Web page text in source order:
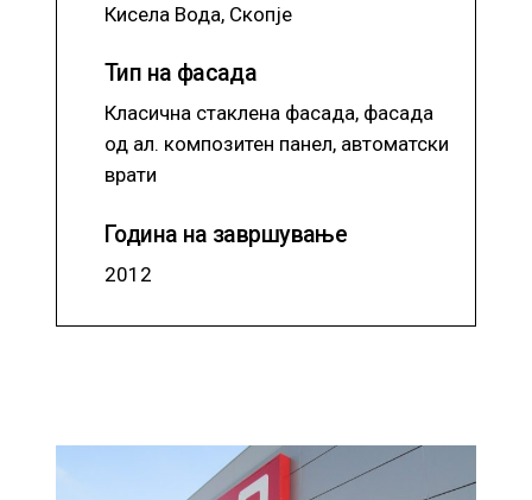
Кисела Вода, Скопје
Тип на фасада
Класична стаклена фасада, фасада
од ал. композитен панел, автоматски
врати
Година на завршување
2012